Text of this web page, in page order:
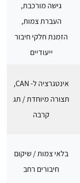
גישה מורכבת,
העברת צמות,
הזמנת חלקי חיבור
ייעודיים
אינטגרציה ל- CAN,
תצורה מיוחדת / תג
קרבה
בלאי צמות / שיקום
חיבורים רחב